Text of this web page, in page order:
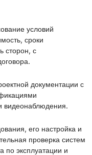
условий
сроки
сторон, с
документации с
видеонаблюдения.
его настройка и
проверка систем
по эксплуатации и